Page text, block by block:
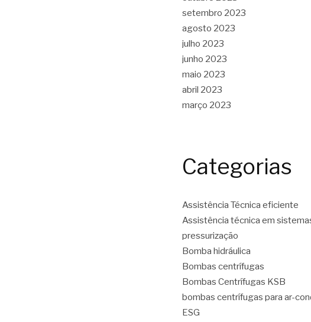
setembro 2023
agosto 2023
julho 2023
junho 2023
maio 2023
abril 2023
março 2023
Categorias
Assistência Técnica eficiente
Assistência técnica em
pressurização
Bomba hidráulica
Bombas centrífugas
Bombas Centrífugas KSB
bombas centrífugas para ar-
ESG